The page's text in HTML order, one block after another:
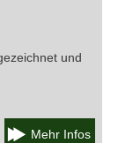
und
Mehr Infos